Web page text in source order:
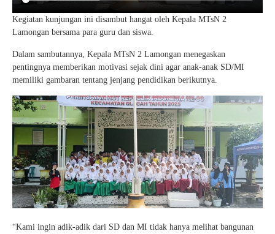
Kegiatan kunjungan ini disambut hangat oleh Kepala MTsN 2
Lamongan bersama para guru dan siswa.
Dalam sambutannya, Kepala MTsN 2 Lamongan menegaskan
pentingnya memberikan motivasi sejak dini agar anak-anak SD/MI
memiliki gambaran tentang jenjang pendidikan berikutnya.
“Kami ingin adik-adik dari SD dan MI tidak hanya melihat bangunan